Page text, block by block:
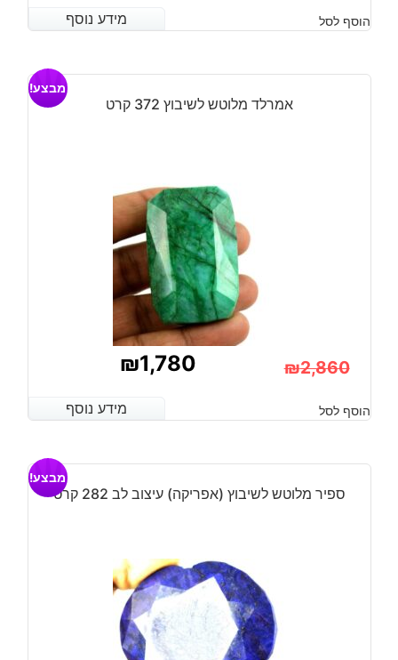
המקורי
הנוכחי
מידע נוסף הוסף לסל מידע נוסף
אמרלד מלוטש לשיבוץ 372 קרט
מבצע!
₪2,860
המקורי
היה:
₪2,860.
₪1,780
הנוכחי
הוא:
₪1,780.
מידע נוסף הוסף לסל מידע נוסף
ספיר מלוטש לשיבוץ (אפריקה) עיצוב לב 282 קרט
מבצע!